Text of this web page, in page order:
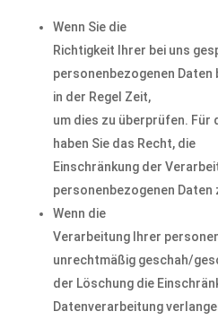
Wenn Sie die
Richtigkeit Ihrer bei uns
personenbezogenen
in der Regel Zeit,
um dies zu überprüfen. Für
haben Sie das Recht, die
Einschränkung der
personenbezogenen Daten
Wenn die
Verarbeitung Ihrer
unrechtmäßig geschah/
der Löschung die
Datenverarbeitung